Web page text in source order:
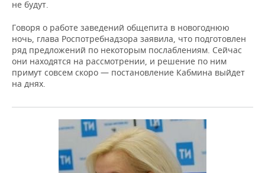
не будут.
Говоря о работе заведений общепита в новогоднюю
ночь, глава Роспотребнадзора заявила, что подготовлен
ряд предложений по некоторым послаблениям. Сейчас
они находятся на рассмотрении, и решение по ним
примут совсем скоро — постановление Кабмина выйдет
на днях.